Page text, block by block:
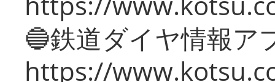
🔵鉄道ダイヤ情報ア
https://